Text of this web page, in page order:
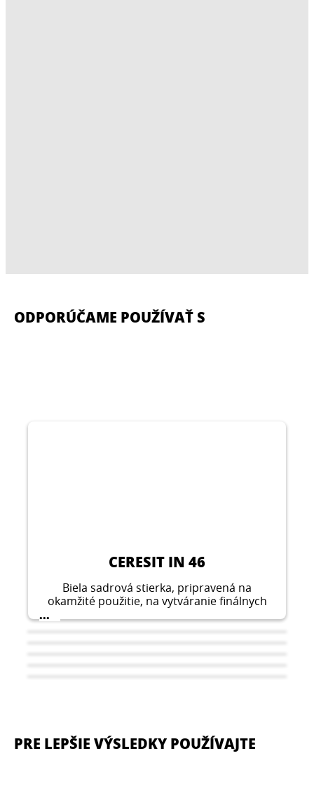
ODPORÚČAME POUŽÍVAŤ S
CERESIT IN 46
Biela sadrová stierka, pripravená na
okamžité použitie, na vytváranie finálnych
tapetovaním.
...
PRE LEPŠIE VÝSLEDKY POUŽÍVAJTE